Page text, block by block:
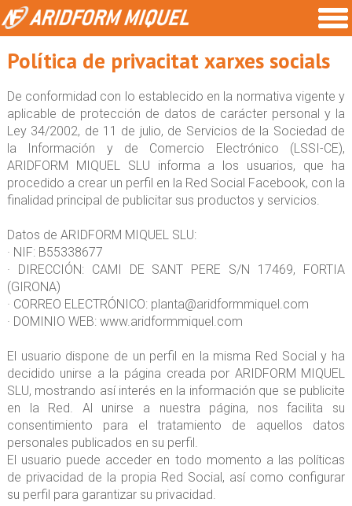
Política de privacitat xarxes socials
De conformidad con lo establecido en la normativa vigente y
aplicable de protección de datos de carácter personal y la
Ley 34/2002, de 11 de julio, de Servicios de la Sociedad de
la Información y de Comercio Electrónico (LSSI-CE),
ARIDFORM MIQUEL SLU informa a los usuarios, que ha
procedido a crear un perfil en la Red Social Facebook, con la
finalidad principal de publicitar sus productos y servicios.
Datos de ARIDFORM MIQUEL SLU:
· NIF: B55338677
· DIRECCIÓN: CAMI DE SANT PERE S/N 17469, FORTIA
(GIRONA)
· CORREO ELECTRÓNICO: planta@aridformmiquel.com
· DOMINIO WEB: www.aridformmiquel.com
El usuario dispone de un perfil en la misma Red Social y ha
decidido unirse a la página creada por ARIDFORM MIQUEL
SLU, mostrando así interés en la información que se publicite
en la Red. Al unirse a nuestra página, nos facilita su
consentimiento para el tratamiento de aquellos datos
personales publicados en su perfil.
El usuario puede acceder en todo momento a las políticas
de privacidad de la propia Red Social, así como configurar
su perfil para garantizar su privacidad.